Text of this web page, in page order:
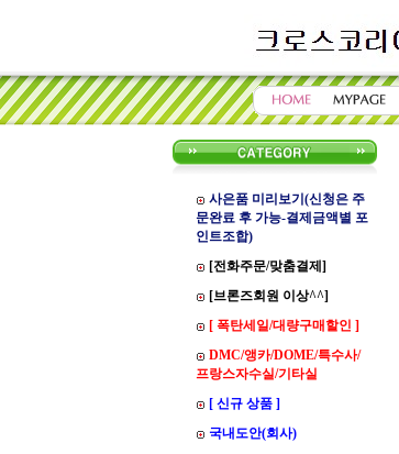
사은품 미리보기(신청은 주
문완료 후 가능-결제금액별 포
인트조합)
[전화주문/맞춤결제]
[브론즈회원 이상^^]
[ 폭탄세일/대량구매할인 ]
DMC/앵카/DOME/특수사/
프랑스자수실/기타실
[ 신규 상품 ]
국내도안(회사)